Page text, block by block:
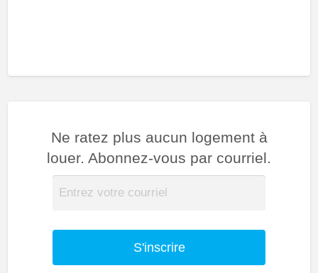
Ne ratez plus aucun logement à
louer. Abonnez-vous par courriel.
S'inscrire